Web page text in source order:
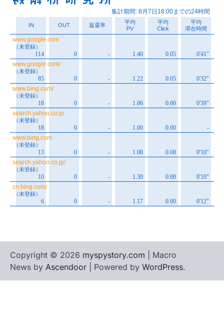
Copyright © 2026 myspystory.com | Macro
News by Ascendoor | Powered by WordPress.